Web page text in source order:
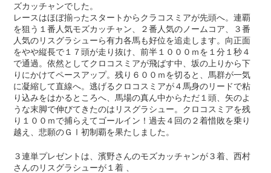
ズカッチャンでした。
レースはほぼ揃ったスタートからクラコスミアが先頭へ。連覇
を狙う１番人気モズカッチャン、２番人気のノームコア、３番
人気のリスグラシューら有力各馬も好位を追走します。向正面
をやや縦長で１７頭が走り抜け、前半１０００ｍを１分１秒４
で通過。依然としてクロコスミアが飛ばす中、坂の上りから下
りにかけてペースアップ。残り６００ｍを切ると、馬群が一気
に凝縮して直線へ。逃げるクロコスミアが４馬身のリードで粘
り込みをはかるところへ、馬場の真ん中からただ１頭、矢のよ
うな末脚で伸びてきたのはリスグラシュー。クロコスミアを残
り１００ｍで捕らえてゴールイン！過去４回の２着惜敗を乗り
越え、悲願のＧⅠ初制覇を果たしました。
３連単プレゼントは、濱野さんのモズカッチャンが３着、西村
さんのリスグラシューが１着 、